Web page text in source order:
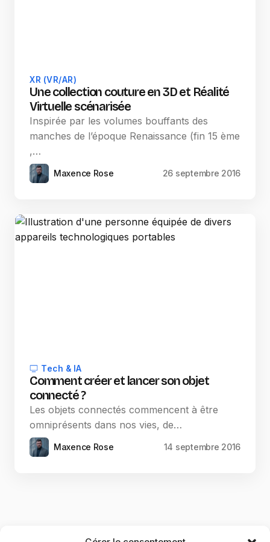
XR (VR/AR)
Une collection couture en 3D et Réalité
Virtuelle scénarisée
Inspirée par les volumes bouffants des
manches de l’époque Renaissance (fin 15 ème
,…
Maxence Rose 26 septembre 2016
Tech & IA
Comment créer et lancer son objet
connecté ?
Les objets connectés commencent à être
omniprésents dans nos vies, de…
Maxence Rose 14 septembre 2016